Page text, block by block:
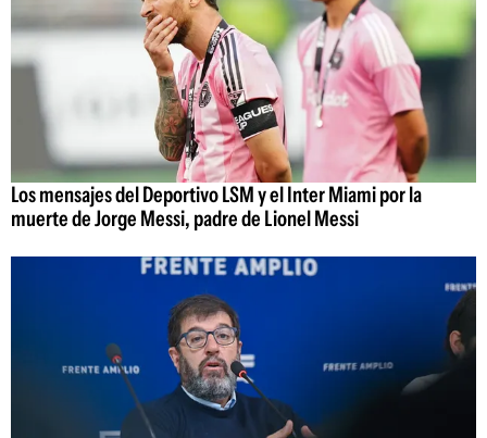
Los mensajes del Deportivo LSM y el Inter Miami por la
muerte de Jorge Messi, padre de Lionel Messi